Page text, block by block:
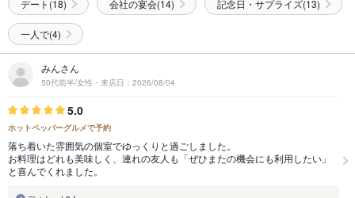
デート(18) 会社の宴会(14) 記念日・サプライズ(13)
一人で(4)
みんさん
50代前半/女性・来店日：2026/08/04
5.0
ホットペッパーグルメで予約
落ち着いた雰囲気の個室でゆっくりと過ごしました。
お料理はどれも美味しく、連れの友人も「ぜひまたの機会にも利用したい」
と喜んでくれました。